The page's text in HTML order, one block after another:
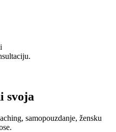
svoja
samopouzdanje, žensku